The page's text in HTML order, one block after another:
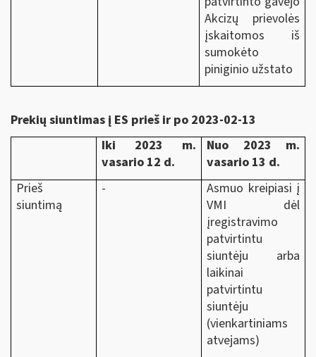
Akcizų prievolės
įskaitomos iš
sumokėto
piniginio užstato
Prekių siuntimas į ES prieš ir po 2023-02-13
Iki 2023 m.
vasario 12 d.
Nuo 2023 m.
vasario 13 d.
Prieš
siuntimą
-
Asmuo kreipiasi į
VMI dėl
įregistravimo
patvirtintu
siuntėju arba
laikinai
patvirtintu
siuntėju
(vienkartiniams
atvejams)